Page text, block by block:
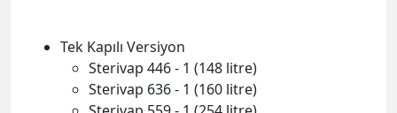
Tek Kapılı Versiyon
Sterivap 446 - 1 (148 litre)
Sterivap 636 - 1 (160 litre)